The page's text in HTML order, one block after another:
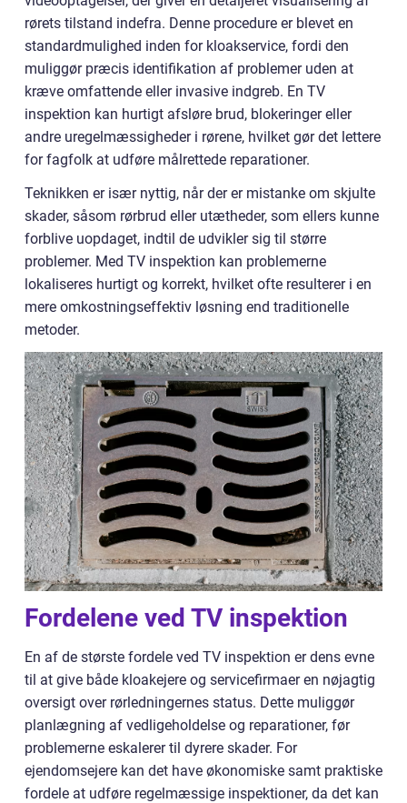
rørets tilstand indefra. Denne procedure er blevet en
standardmulighed inden for kloakservice, fordi den
muliggør præcis identifikation af problemer uden at
kræve omfattende eller invasive indgreb. En TV
inspektion kan hurtigt afsløre brud, blokeringer eller
andre uregelmæssigheder i rørene, hvilket gør det lettere
for fagfolk at udføre målrettede reparationer.
Teknikken er især nyttig, når der er mistanke om skjulte
skader, såsom rørbrud eller utætheder, som ellers kunne
forblive uopdaget, indtil de udvikler sig til større
problemer. Med TV inspektion kan problemerne
lokaliseres hurtigt og korrekt, hvilket ofte resulterer i en
mere omkostningseffektiv løsning end traditionelle
metoder.
Fordelene ved TV inspektion
En af de største fordele ved TV inspektion er dens evne
til at give både kloakejere og servicefirmaer en nøjagtig
oversigt over rørledningernes status. Dette muliggør
planlægning af vedligeholdelse og reparationer, før
problemerne eskalerer til dyrere skader. For
ejendomsejere kan det have økonomiske samt praktiske
fordele at udføre regelmæssige inspektioner, da det kan